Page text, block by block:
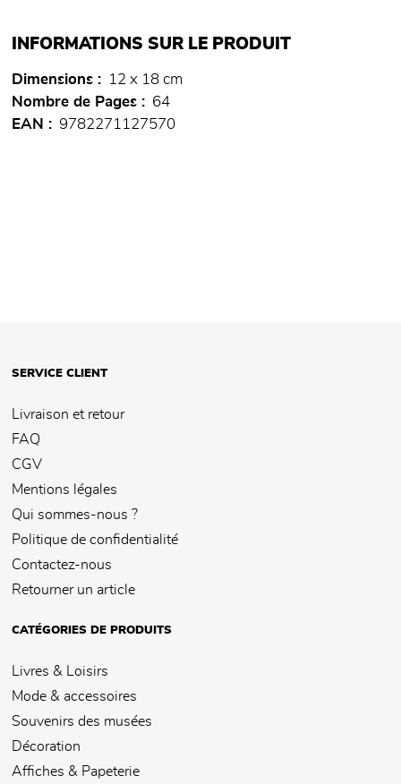
INFORMATIONS SUR LE PRODUIT
Dimensions
12 x 18 cm
Nombre de Pages
64
EAN
9782271127570
SERVICE CLIENT
Livraison et retour
FAQ
CGV
Mentions légales
Qui sommes-nous ?
Politique de confidentialité
Contactez-nous
Retourner un article
CATÉGORIES DE PRODUITS
Livres & Loisirs
Mode & accessoires
Souvenirs des musées
Décoration
Affiches & Papeterie